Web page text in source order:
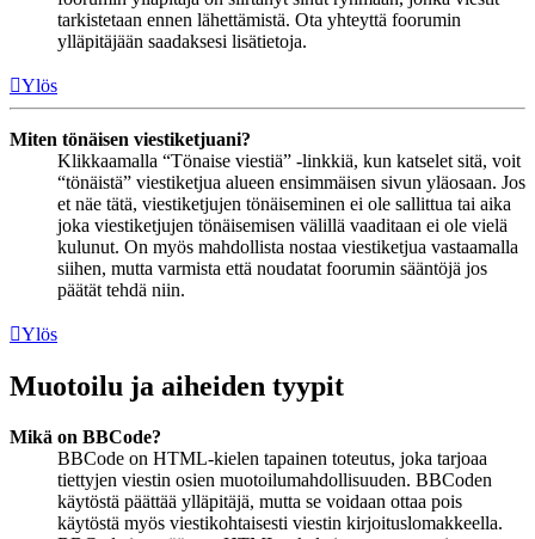
tarkistetaan ennen lähettämistä. Ota yhteyttä foorumin
ylläpitäjään saadaksesi lisätietoja.
Ylös
Miten tönäisen viestiketjuani?
Klikkaamalla “Tönaise viestiä” -linkkiä, kun katselet sitä, voit
“tönäistä” viestiketjua alueen ensimmäisen sivun yläosaan. Jos
et näe tätä, viestiketjujen tönäiseminen ei ole sallittua tai aika
joka viestiketjujen tönäisemisen välillä vaaditaan ei ole vielä
kulunut. On myös mahdollista nostaa viestiketjua vastaamalla
siihen, mutta varmista että noudatat foorumin sääntöjä jos
päätät tehdä niin.
Ylös
Muotoilu ja aiheiden tyypit
Mikä on BBCode?
BBCode on HTML-kielen tapainen toteutus, joka tarjoaa
tiettyjen viestin osien muotoilumahdollisuuden. BBCoden
käytöstä päättää ylläpitäjä, mutta se voidaan ottaa pois
käytöstä myös viestikohtaisesti viestin kirjoituslomakkeella.